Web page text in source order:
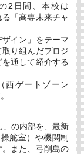
2日間、本校は
「高専未来チャ
イン」をテーマ
り組んだプロジ
通して紹介する
西ゲートゾーン
の内部を、最新
舵室）や機関制
また、弓削島の